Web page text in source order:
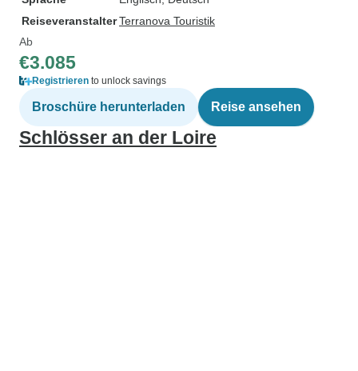
ReiseveranstalterTerranova Touristik
Ab
€3.085
Registrieren to unlock savings
Broschüre herunterladen Reise ansehen
Schlösser an der Loire